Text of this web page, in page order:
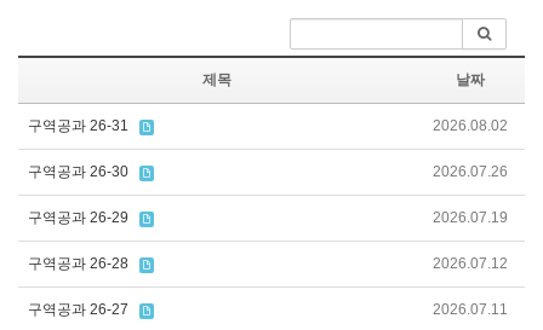
제목 날짜
구역공과 26-31 2026.08.02
구역공과 26-30 2026.07.26
구역공과 26-29 2026.07.19
구역공과 26-28 2026.07.12
구역공과 26-27 2026.07.11